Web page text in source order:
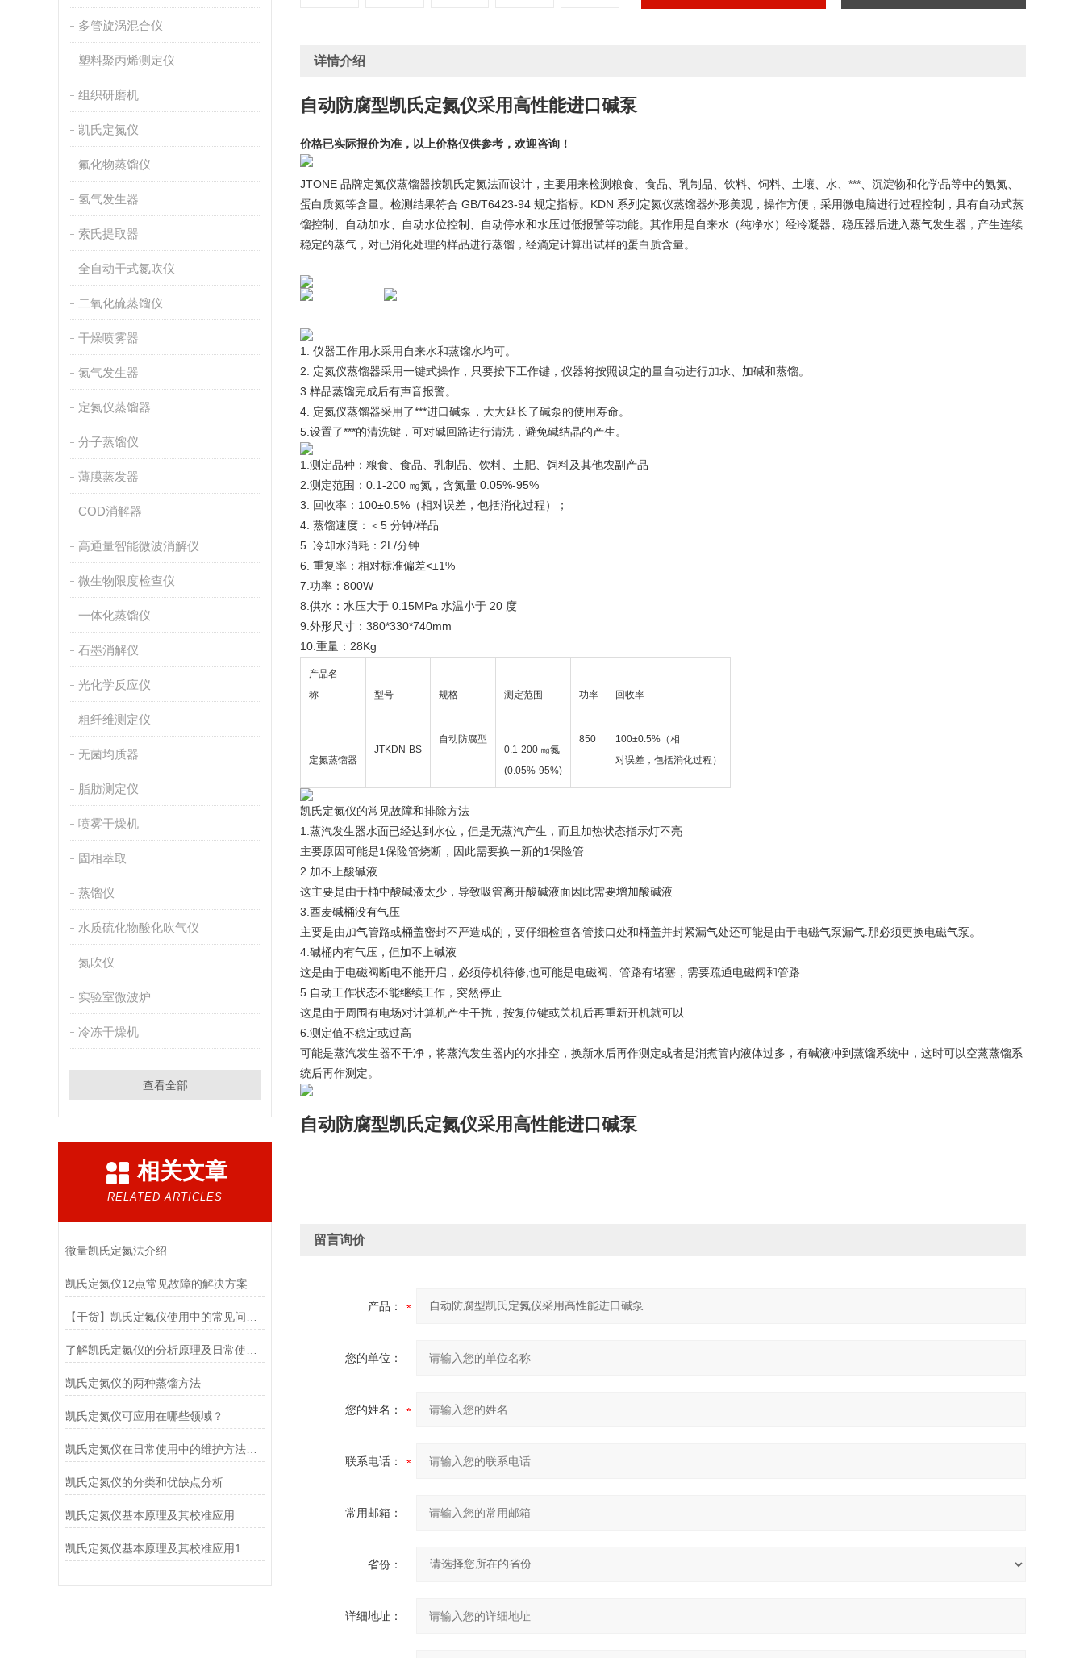
多管旋涡混合仪
塑料聚丙烯测定仪
组织研磨机
凯氏定氮仪
氟化物蒸馏仪
氢气发生器
索氏提取器
全自动干式氮吹仪
二氧化硫蒸馏仪
干燥喷雾器
氮气发生器
定氮仪蒸馏器
分子蒸馏仪
薄膜蒸发器
COD消解器
高通量智能微波消解仪
微生物限度检查仪
一体化蒸馏仪
石墨消解仪
光化学反应仪
粗纤维测定仪
无菌均质器
脂肪测定仪
喷雾干燥机
固相萃取
蒸馏仪
水质硫化物酸化吹气仪
氮吹仪
实验室微波炉
冷冻干燥机
查看全部
相关文章
RELATED ARTICLES
微量凯氏定氮法介绍
凯氏定氮仪12点常见故障的解决方案
凯氏定氮仪的两种蒸馏方法
凯氏定氮仪可应用在哪些领域？
凯氏定氮仪在日常使用中的维护方法介绍
凯氏定氮仪的分类和优缺点分析
凯氏定氮仪基本原理及其校准应用
凯氏定氮仪基本原理及其校准应用1
详情介绍
自动防腐型凯氏定氮仪采用高性能进口碱泵
价格已实际报价为准，以上价格仅供参考，欢迎咨询！
JTONE 品牌定氮仪蒸馏器按凯氏定氮法而设计，主要用来检测粮食、食品、乳制品、饮料、饲料、土壤、水、***、沉淀物和化学品等中的氨氮、
蛋白质氮等含量。检测结果符合 GB/T6423-94 规定指标。KDN 系列定氮仪蒸馏器外形美观，操作方便，采用微电脑进行过程控制，具有自动式蒸
馏控制、自动加水、自动水位控制、自动停水和水压过低报警等功能。其作用是自来水（纯净水）经冷凝器、稳压器后进入蒸气发生器，产生连续
稳定的蒸气，对已消化处理的样品进行蒸馏，经滴定计算出试样的蛋白质含量。
1. 仪器工作用水采用自来水和蒸馏水均可。
2. 定氮仪蒸馏器采用一键式操作，只要按下工作键，仪器将按照设定的量自动进行加水、加碱和蒸馏。
3.样品蒸馏完成后有声音报警。
4. 定氮仪蒸馏器采用了***进口碱泵，大大延长了碱泵的使用寿命。
5.设置了***的清洗键，可对碱回路进行清洗，避免碱结晶的产生。
1.测定品种：粮食、食品、乳制品、饮料、土肥、饲料及其他农副产品
2.测定范围：0.1-200 ㎎氮，含氮量 0.05%-95%
3. 回收率：100±0.5%（相对误差，包括消化过程）；
4. 蒸馏速度：＜5 分钟/样品
5. 冷却水消耗：2L/分钟
6. 重复率：相对标准偏差<±1%
7.功率：800W
8.供水：水压大于 0.15MPa 水温小于 20 度
9.外形尺寸：380*330*740mm
10.重量：28Kg
产品名
称
型号 规格 测定范围 功率 回收率
定氮蒸馏器
JTKDN-BS
自动防腐型
0.1-200 ㎎氮
(0.05%-95%)
850
100±0.5%（相
对误差，包括消化过程）
凯氏定氮仪的常见故障和排除方法
1.蒸汽发生器水面已经达到水位，但是无蒸汽产生，而且加热状态指示灯不亮
主要原因可能是1保险管烧断，因此需要换一新的1保险管
2.加不上酸碱液
这主要是由于桶中酸碱液太少，导致吸管离开酸碱液面因此需要增加酸碱液
3.酉麦碱桶没有气压
主要是由加气管路或桶盖密封不严造成的，要仔细检查各管接口处和桶盖并封紧漏气处还可能是由于电磁气泵漏气.那必须更换电磁气泵。
4.碱桶内有气压，但加不上碱液
这是由于电磁阀断电不能开启，必须停机待修;也可能是电磁阀、管路有堵塞，需要疏通电磁阀和管路
5.自动工作状态不能继续工作，突然停止
这是由于周围有电场对计算机产生干扰，按复位键或关机后再重新开机就可以
6.测定值不稳定或过高
可能是蒸汽发生器不干净，将蒸汽发生器内的水排空，换新水后再作测定或者是消煮管内液体过多，有碱液冲到蒸馏系统中，这时可以空蒸蒸馏系
统后再作测定。
自动防腐型凯氏定氮仪采用高性能进口碱泵
留言询价
产品：
您的单位：
您的姓名：
联系电话：
常用邮箱：
省份：
详细地址：